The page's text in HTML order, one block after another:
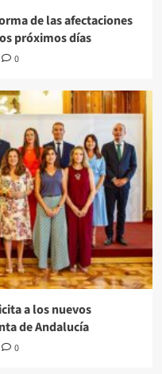
de las afectaciones
próximos días
0
a los nuevos
de Andalucía
0